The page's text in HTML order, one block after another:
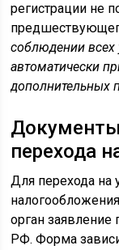
регистрации не
соблюдении всех
автоматически
дополнительных
перехода
Для перехода на
орган
РФ. Форма